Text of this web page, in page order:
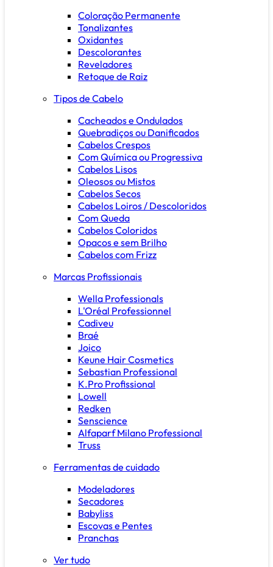
Coloração Permanente
Tonalizantes
Oxidantes
Descolorantes
Reveladores
Retoque de Raiz
Tipos de Cabelo
Cacheados e Ondulados
Quebradiços ou Danificados
Cabelos Crespos
Com Química ou Progressiva
Cabelos Lisos
Oleosos ou Mistos
Cabelos Secos
Cabelos Loiros / Descoloridos
Com Queda
Cabelos Coloridos
Opacos e sem Brilho
Cabelos com Frizz
Marcas Profissionais
Wella Professionals
L'Oréal Professionnel
Cadiveu
Braé
Joico
Keune Hair Cosmetics
Sebastian Professional
K.Pro Profissional
Lowell
Redken
Senscience
Alfaparf Milano Professional
Truss
Ferramentas de cuidado
Modeladores
Secadores
Babyliss
Escovas e Pentes
Pranchas
Ver tudo